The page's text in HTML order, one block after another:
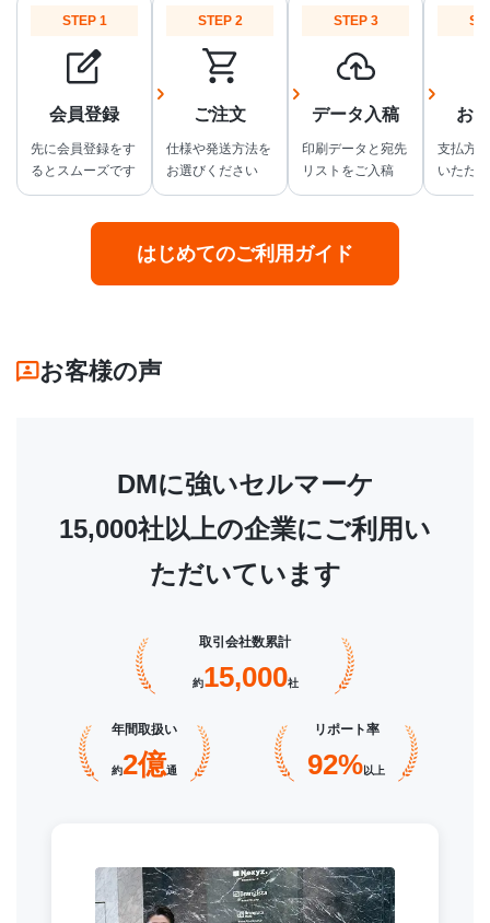
STEP 1
会員登録
先に会員登録をす
るとスムーズです
STEP 2
ご注文
仕様や発送方法を
お選びください
STEP 3
データ入稿
印刷データと宛先
リストをご入稿
お
支払方
いただ
はじめてのご利用ガイド
お客様の声
DMに強いセルマーケ
15,000社以上の企業にご利用い
ただいています
取引会社数累計
約15,000社
年間取扱い
約2億通
リポート率
92%以上